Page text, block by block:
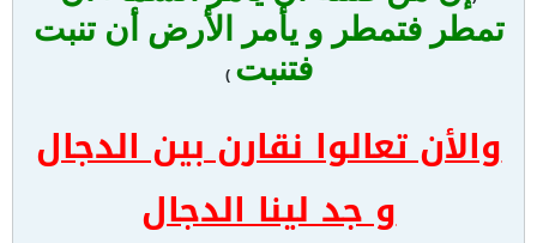
تمطر فتمطر و يأمر الأرض أن تنبت
فتنبت )
والأن تعالوا نقارن بين الدجال
و جد لينا الدجال